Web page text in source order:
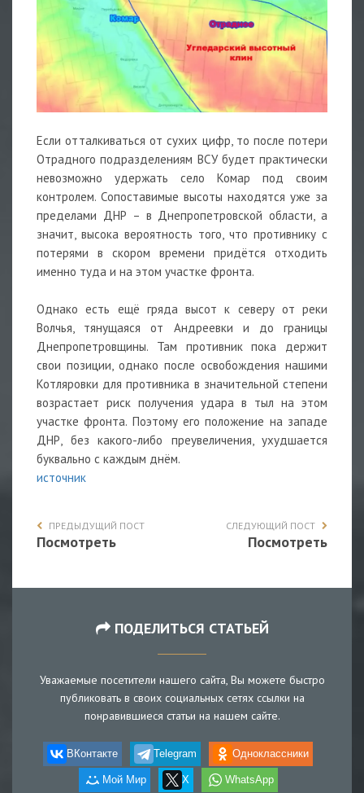
Если отталкиваться от сухих цифр, то после потери
Отрадного подразделениям ВСУ будет практически
невозможно удержать село Комар под своим
контролем. Сопоставимые высоты находятся уже за
пределами ДНР – в Днепропетровской области, а
значит, высока вероятность того, что противнику с
потерями в скором времени придётся отходить
именно туда и на этом участке фронта.
Однако есть ещё гряда высот к северу от реки
Волчья, тянущаяся от Андреевки и до границы
Днепропетровщины. Там противник пока держит
свои позиции, однако после освобождения нашими
Котляровки для противника в значительной степени
возрастает риск получения удара в тыл на этом
участке фронта. Поэтому его положение на западе
ДНР, без какого-либо преувеличения, ухудшается
буквально с каждым днём.
источник
ПРЕДЫДУЩИЙ ПОСТ
Посмотреть
СЛЕДУЮЩИЙ ПОСТ
Посмотреть
ПОДЕЛИТЬСЯ СТАТЬЕЙ
Уважаемые посетители нашего сайта, Вы можете быстро
публиковать в своих социальных сетях ссылки на
понравившиеся статьи на нашем сайте.
ВКонтакте Telegram Одноклассники
Мой Мир X WhatsApp